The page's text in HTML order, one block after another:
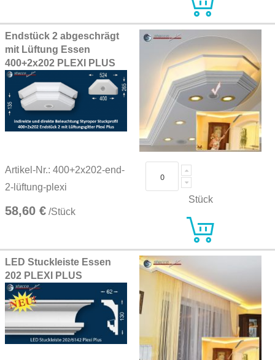
Endstück 2 abgeschrägt
mit Lüftung Essen
400+2x202 PLEXI PLUS
Artikel-Nr.: 400+2x202-end-
2-lüftung-plexi
58,60 € /Stück
Stück
LED Stuckleiste Essen
202 PLEXI PLUS